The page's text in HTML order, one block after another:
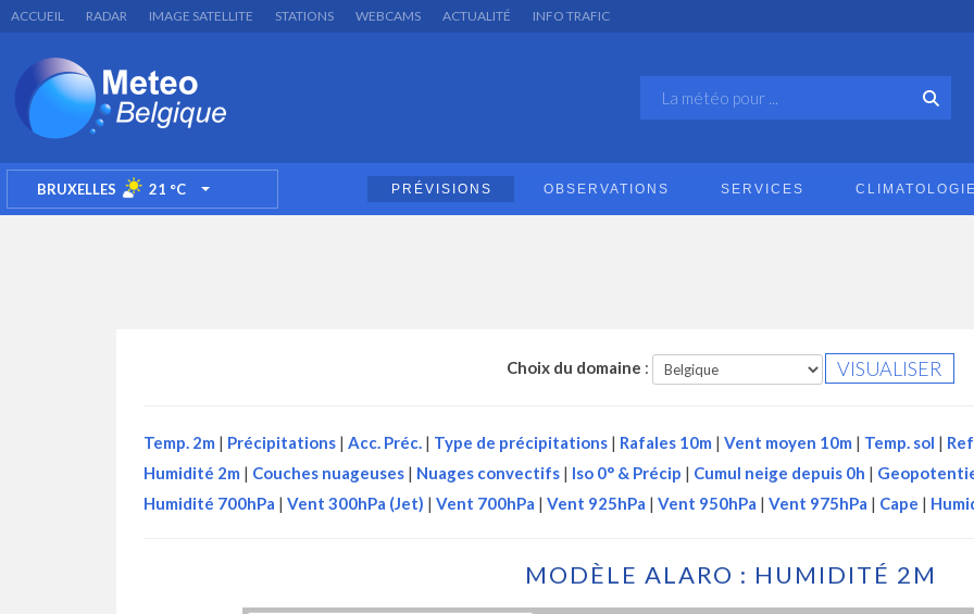
ACCUEIL RADAR IMAGE SATELLITE STATIONS WEBCAMS ACTUALITÉ INFO TRAFIC
BRUXELLES 21 °C TOGGLE DROPDOWN PRÉVISIONS OBSERVATIONS SERVICES
Choix du domaine :
Temp. 2m | Précipitations | Acc. Préc. | Type de précipitations | Rafales 10m | Vent moyen 10m | Temp. sol |
Humidité 2m | Couches nuageuses | Nuages convectifs | Iso 0° & Précip | Cumul neige depuis 0h |
Humidité 700hPa | Vent 300hPa (Jet) | Vent 700hPa | Vent 925hPa | Vent 950hPa | Vent 975hPa | Cape |
MODÈLE ALARO : HUMIDITÉ 2M